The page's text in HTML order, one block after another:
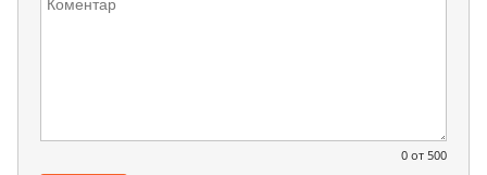
0 от 500